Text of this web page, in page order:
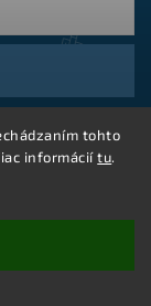
tohto
informáciítu.